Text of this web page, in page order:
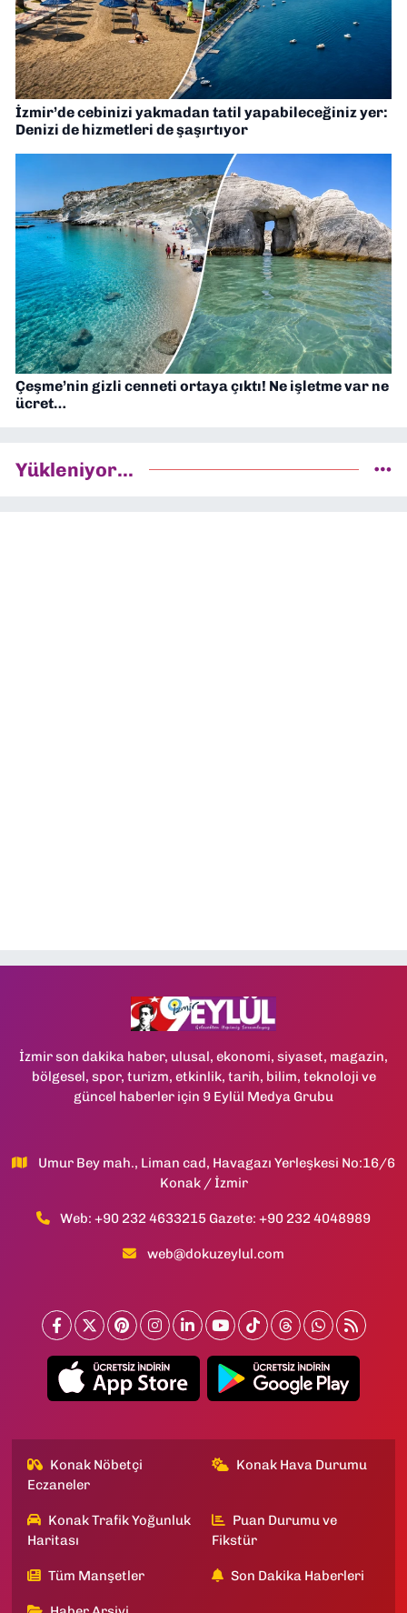
İzmir’de cebinizi yakmadan tatil yapabileceğiniz yer:
Denizi de hizmetleri de şaşırtıyor
Çeşme’nin gizli cenneti ortaya çıktı! Ne işletme var ne
ücret…
Yükleniyor...
İzmir son dakika haber, ulusal, ekonomi, siyaset, magazin,
bölgesel, spor, turizm, etkinlik, tarih, bilim, teknoloji ve
güncel haberler için 9 Eylül Medya Grubu
Umur Bey mah., Liman cad, Havagazı Yerleşkesi No:16/6
Konak / İzmir
Web: +90 232 4633215 Gazete: +90 232 4048989
web@dokuzeylul.com
Konak Nöbetçi
Eczaneler
Konak Hava Durumu
Konak Trafik Yoğunluk
Haritası
Puan Durumu ve
Fikstür
Tüm Manşetler Son Dakika Haberleri